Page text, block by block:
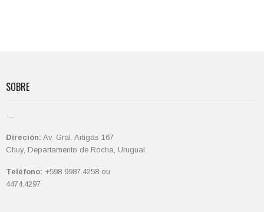
SOBRE
-...
Direción: Av. Gral. Artigas 167
Chuy, Departamento de Rocha, Uruguai.
Teléfono: +598 9987.4258 ou
4474.4297